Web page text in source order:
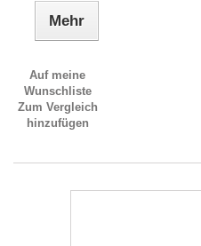
Mehr
Auf meine
Wunschliste
Zum Vergleich
hinzufügen